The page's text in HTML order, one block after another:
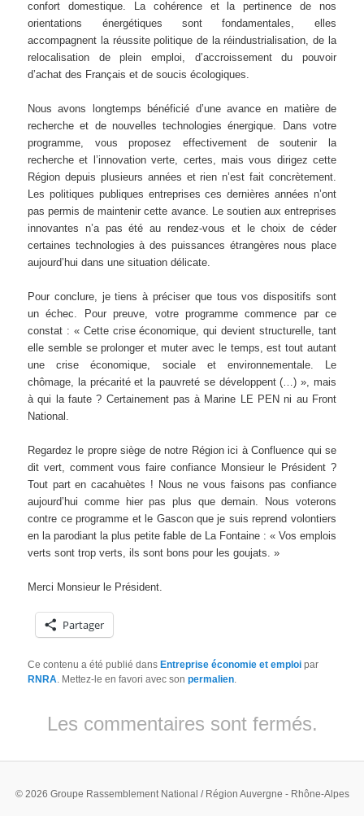
confort domestique. La cohérence et la pertinence de nos
orientations énergétiques sont fondamentales, elles
accompagnent la réussite politique de la réindustrialisation, de la
relocalisation de plein emploi, d’accroissement du pouvoir
d’achat des Français et de soucis écologiques.
Nous avons longtemps bénéficié d’une avance en matière de
recherche et de nouvelles technologies énergique. Dans votre
programme, vous proposez effectivement de soutenir la
recherche et l’innovation verte, certes, mais vous dirigez cette
Région depuis plusieurs années et rien n’est fait concrètement.
Les politiques publiques entreprises ces dernières années n’ont
pas permis de maintenir cette avance. Le soutien aux entreprises
innovantes n’a pas été au rendez-vous et le choix de céder
certaines technologies à des puissances étrangères nous place
aujourd’hui dans une situation délicate.
Pour conclure, je tiens à préciser que tous vos dispositifs sont
un échec. Pour preuve, votre programme commence par ce
constat : « Cette crise économique, qui devient structurelle, tant
elle semble se prolonger et muter avec le temps, est tout autant
une crise économique, sociale et environnementale. Le
chômage, la précarité et la pauvreté se développent (…) », mais
à qui la faute ? Certainement pas à Marine LE PEN ni au Front
National.
Regardez le propre siège de notre Région ici à Confluence qui se
dit vert, comment vous faire confiance Monsieur le Président ?
Tout part en cacahuètes ! Nous ne vous faisons pas confiance
aujourd’hui comme hier pas plus que demain. Nous voterons
contre ce programme et le Gascon que je suis reprend volontiers
en la parodiant la plus petite fable de La Fontaine : « Vos emplois
verts sont trop verts, ils sont bons pour les goujats. »
Merci Monsieur le Président.
Partager
Ce contenu a été publié dans Entreprise économie et emploi par
RNRA. Mettez-le en favori avec sonpermalien.
Les commentaires sont fermés.
© 2026 Groupe Rassemblement National / Région Auvergne - Rhône-Alpes